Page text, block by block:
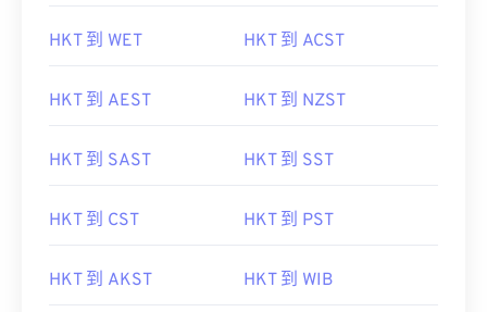
HKT 到 WET HKT 到 ACST
HKT 到 AEST HKT 到 NZST
HKT 到 SAST HKT 到 SST
HKT 到 CST HKT 到 PST
HKT 到 AKST HKT 到 WIB